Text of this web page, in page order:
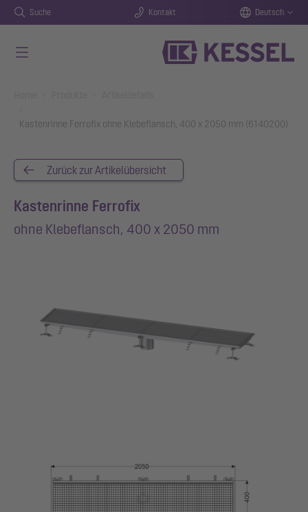
Suche Kontakt Deutsch
Kastenrinne Ferrofix ohne Klebeflansch, 400 x 2050 mm (6140200)
Zurück zur Artikelübersicht
Kastenrinne Ferrofix
ohne Klebeflansch, 400 x 2050 mm